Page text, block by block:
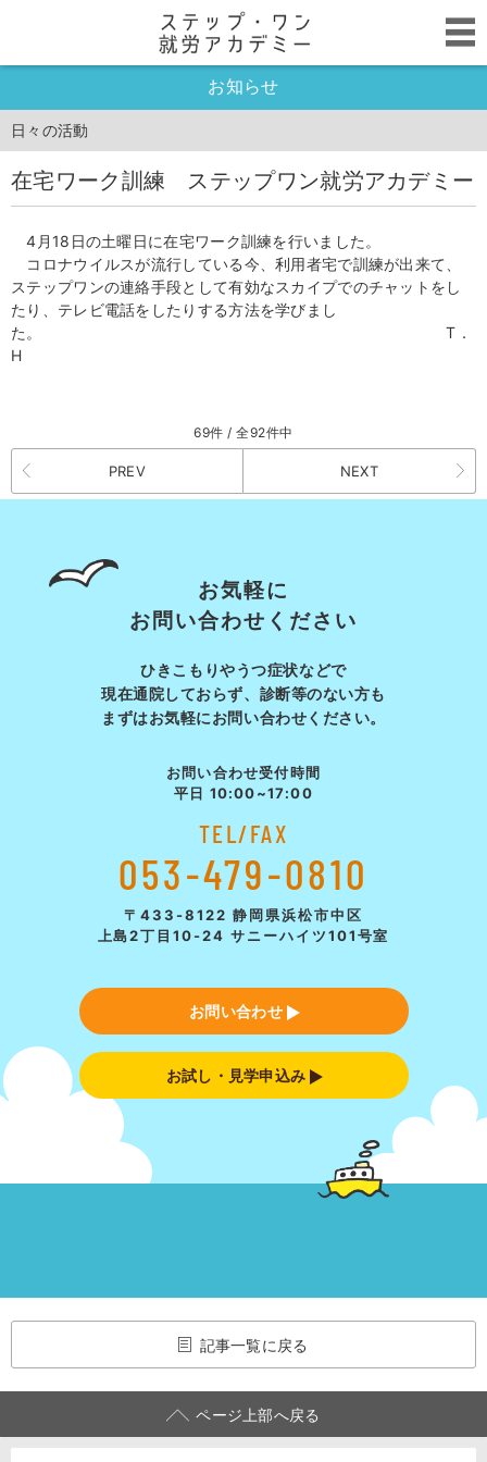
お知らせ
日々の活動
在宅ワーク訓練 ステップワン就労アカデミー
4月18日の土曜日に在宅ワーク訓練を行いました。
コロナウイルスが流行している今、利用者宅で訓練が出来て、
ステップワンの連絡手段として有効なスカイプでのチャットをし
たり、テレビ電話をしたりする方法を学びまし
た。 T．
H
69件 / 全92件中
PREV NEXT
お気軽に
お問い合わせください
ひきこもりやうつ症状などで
現在通院しておらず、診断等のない方も
まずはお気軽にお問い合わせください。
お問い合わせ受付時間
平日 10:00~17:00
TEL/FAX
053-479-0810
〒433-8122 静岡県浜松市中区
上島2丁目10-24 サニーハイツ101号室
お問い合わせ
お試し・見学申込み
記事一覧に戻る
ページ上部へ戻る